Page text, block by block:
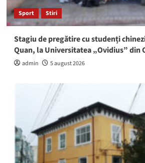
Sport Stiri
Stagiu de pregătire cu studenți
Quan, la Universitatea „Ovidius” din
admin 5 august 2026